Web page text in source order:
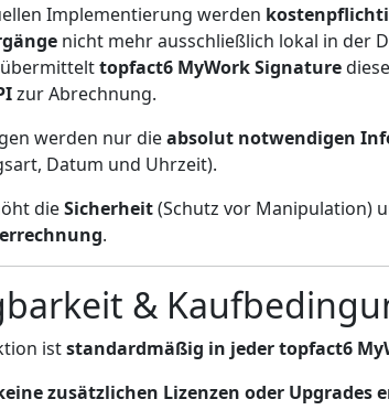
Implementierung werden
nicht mehr ausschließlich lokal in der
topfact6 MyWork Signature
zur Abrechnung.
werden nur dieabsolut notwendigen
Datum und Uhrzeit).
dieSicherheit(Schutz vor Manipulation)
.
&
iststandardmäßig in jeder topfact6
zusätzlichen Lizenzen oder Upgrades